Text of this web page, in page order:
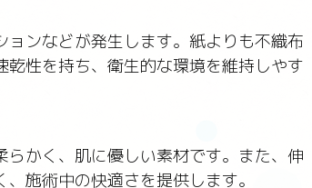
ンなどが発生します。紙よりも不織布
性を持ち、衛生的な環境を維持しやす
かく、肌に優しい素材です。また、伸
施術中の快適さを提供します。